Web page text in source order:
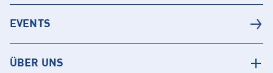
EVENTS
ÜBER UNS